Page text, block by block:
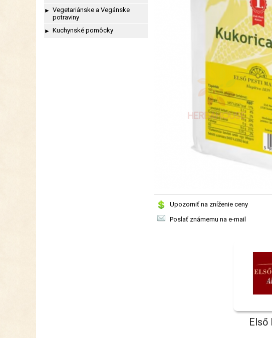
► Vegetariánske a Vegánske
potraviny
► Kuchynské pomôcky
Upozorniť na zníženie ceny
Poslať známemu na e-mail
Első